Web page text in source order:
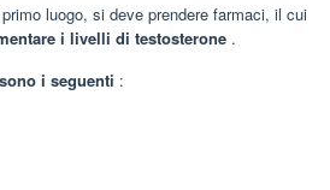
luogo, si deve prendere farmaci, il cui
i livelli di testosterone .
i seguenti :